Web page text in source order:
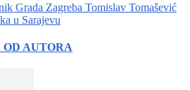
Grada Zagreba Tomislav Tomašević
u Sarajevu
OD AUTORA